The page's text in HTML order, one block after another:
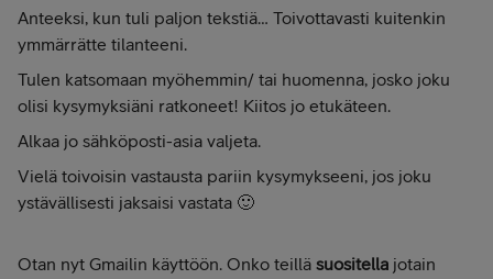
Anteeksi, kun tuli paljon tekstiä… Toivottavasti kuitenkin
ymmärrätte tilanteeni.
Tulen katsomaan myöhemmin/ tai huomenna, josko joku
olisi kysymyksiäni ratkoneet! Kiitos jo etukäteen.
Alkaa jo sähköposti-asia valjeta.
Vielä toivoisin vastausta pariin kysymykseeni, jos joku
ystävällisesti jaksaisi vastata 🙂
Otan nyt Gmailin käyttöön. Onko teillä suositella jotain